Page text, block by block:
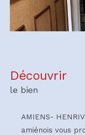
découvrir
le bien
AMIENS-
amiénois vous